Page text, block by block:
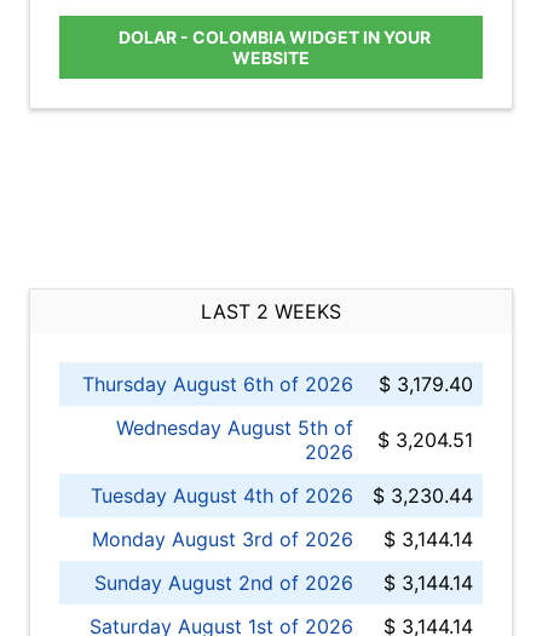
DOLAR - COLOMBIA WIDGET IN YOUR
WEBSITE
LAST 2 WEEKS
Thursday August 6th of 2026
$ 3,179.40
Wednesday August 5th of
2026
$ 3,204.51
Tuesday August 4th of 2026
$ 3,230.44
Monday August 3rd of 2026
$ 3,144.14
Sunday August 2nd of 2026
$ 3,144.14
Saturday August 1st of 2026
$ 3,144.14